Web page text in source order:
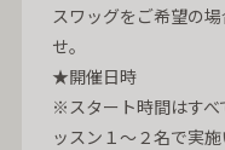
スワッグをご希望の
せ。
★開催日時
※スタート時間はすべ
ッスン１～２名で実施